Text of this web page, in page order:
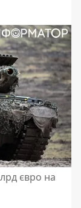
євро на